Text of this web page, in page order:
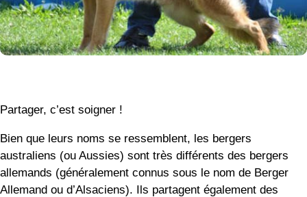
Partager, c’est soigner !
Bien que leurs noms se ressemblent, les bergers
australiens (ou Aussies) sont très différents des bergers
allemands (généralement connus sous le nom de Berger
Allemand ou d’Alsaciens). Ils partagent également des